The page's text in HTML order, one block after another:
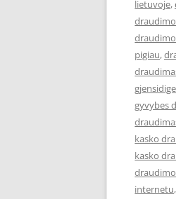
lietuvoje,
pigiau,
gyvybes
kasko
kasko
internetu,